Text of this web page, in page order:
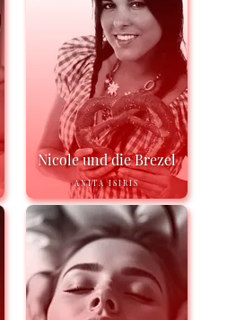
Nicole und die Brezel
ANITA ISIRIS